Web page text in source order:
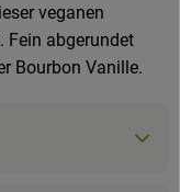
veganen
Fein abgerundet
Bourbon Vanille.